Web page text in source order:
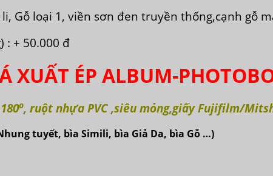
li, Gỗ loại 1, viền sơn đen truyền thống,cạnh gỗ
: + 50.000 đ
XUẤT ÉP ALBUM-
o, ruột nhựa PVC ,siêu mỏng,giấy Fujifilm/
tuyết, bìa Simili, bìa Giả Da, bìa Gỗ …)